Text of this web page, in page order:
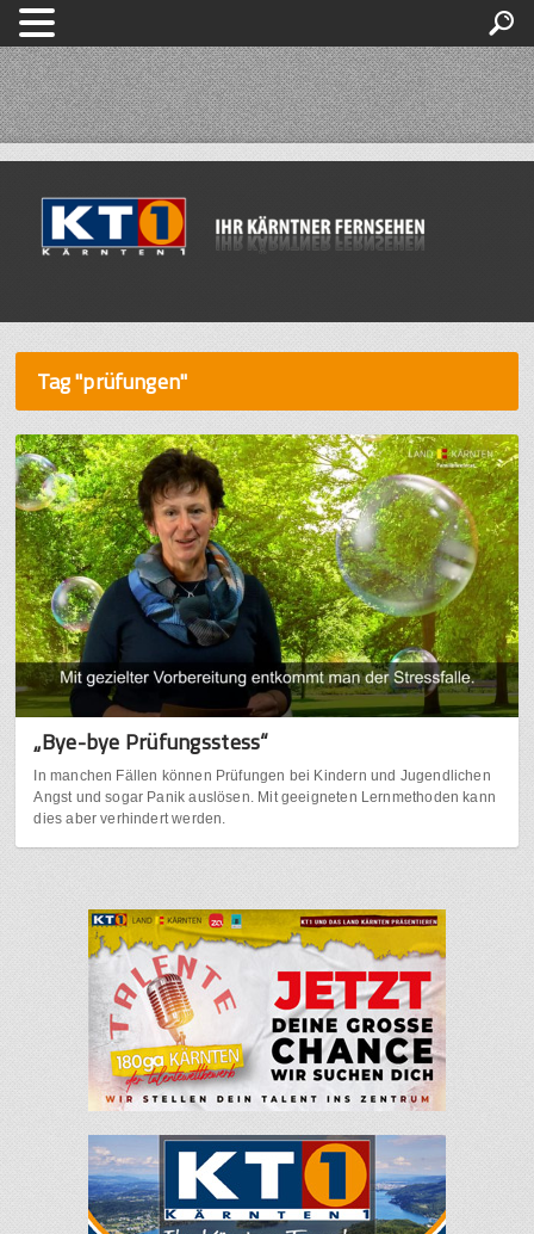
Tag "prüfungen"
„Bye-bye Prüfungsstess“
In manchen Fällen können Prüfungen bei Kindern und Jugendlichen
Angst und sogar Panik auslösen. Mit geeigneten Lernmethoden kann
dies aber verhindert werden.